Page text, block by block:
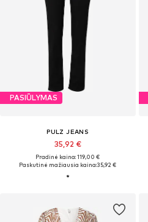
PASIŪLYMAS
PULZ JEANS
35,92 €
Pradinė kaina: 119,00 €
Paskutinė mažiausia kaina:35,92 €